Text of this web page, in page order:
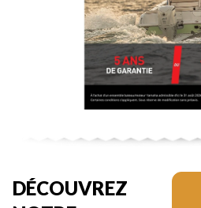
DÉCOUVREZ